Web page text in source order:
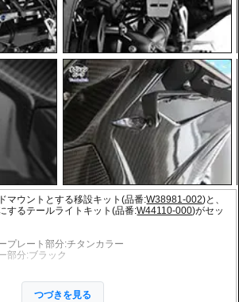
マウントとする移設キット(品番:W38981-002)と、
するテールライトキット(品番:W44110-000)がセッ
プレート部分:チタンカラー
部分:ブラック
ターが含まれています。
つづきを見る